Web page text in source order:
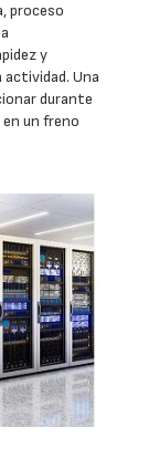
proceso
y
Una
durante
un freno